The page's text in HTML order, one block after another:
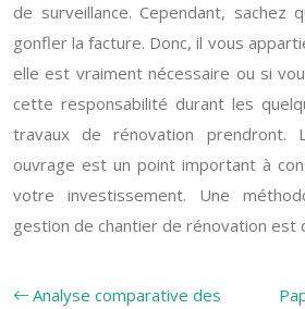
de surveillance. Cependant, sachez
gonfler la facture. Donc, il vous
elle est vraiment nécessaire ou si
cette responsabilité durant les
travaux de rénovation prendront.
ouvrage est un point important à
votre investissement. Une
gestion de chantier de rénovation est
Analyse comparative des